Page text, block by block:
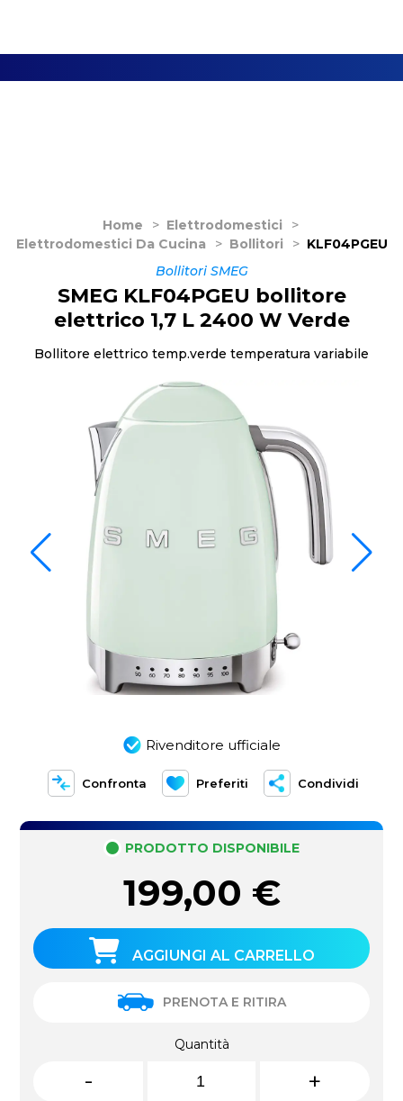
Home > Elettrodomestici
>
Elettrodomestici Da Cucina
> Bollitori > KLF04PGEU
Bollitori SMEG
Rivenditore ufficiale
Confronta Preferiti Condividi
SMEG KLF04PGEU bollitore
elettrico 1,7 L 2400 W Verde
Bollitore elettrico temp.verde temperatura variabile
PRODOTTO DISPONIBILE
199,00 €
AGGIUNGI AL CARRELLO
PRENOTA E RITIRA
Quantità
- +